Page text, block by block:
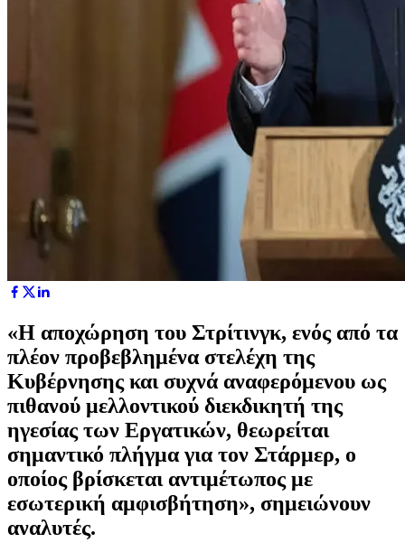
«Η αποχώρηση του Στρίτινγκ, ενός από τα
πλέον προβεβλημένα στελέχη της
Κυβέρνησης και συχνά αναφερόμενου ως
πιθανού μελλοντικού διεκδικητή της
ηγεσίας των Εργατικών, θεωρείται
σημαντικό πλήγμα για τον Στάρμερ, ο
οποίος βρίσκεται αντιμέτωπος με
εσωτερική αμφισβήτηση», σημειώνουν
αναλυτές.